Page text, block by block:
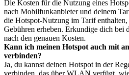
Die Kosten für die Nutzung eines
nach Mobilfunkanbieter und deinem
die Hotspot-Nutzung im Tarif
Gebühren erheben. Erkundige dich bei
nach den genauen Kosten.
Kann ich meinen Hotspot auch mit
verbinden?
Ja, du kannst deinen Hotspot in der
verbinden, das über WLAN verfügt,